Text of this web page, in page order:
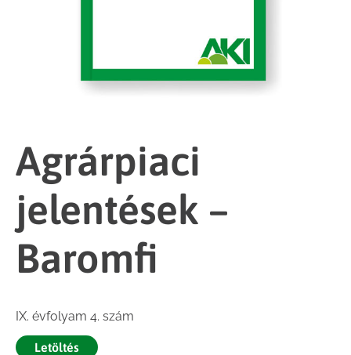
Agrárpiaci
jelentések –
Baromfi
IX. évfolyam 4. szám
Letöltés